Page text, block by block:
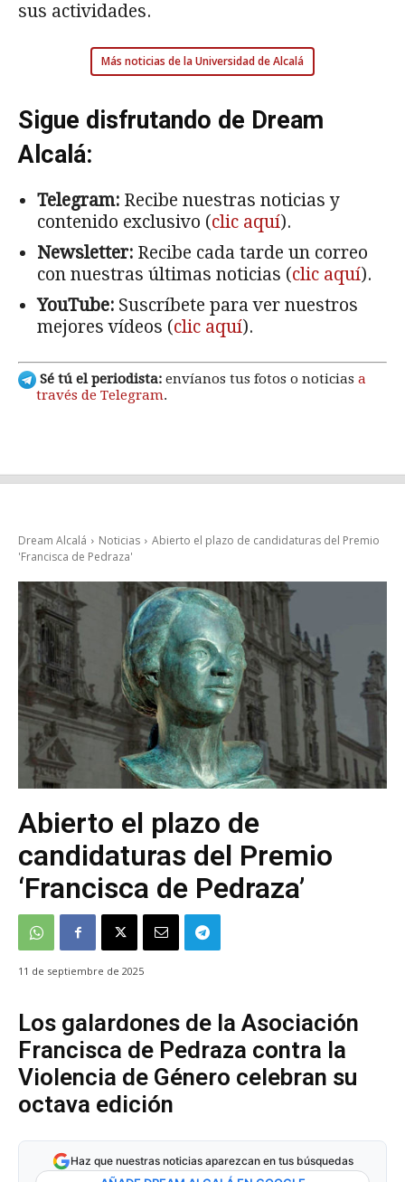
sus actividades.
Más noticias de la Universidad de Alcalá
Sigue disfrutando de Dream
Alcalá:
Telegram: Recibe nuestras noticias y
contenido exclusivo (clic aquí).
Newsletter: Recibe cada tarde un correo
con nuestras últimas noticias (clic aquí).
YouTube: Suscríbete para ver nuestros
mejores vídeos (clic aquí).
Sé tú el periodista: envíanos tus fotos o noticias a
través de Telegram.